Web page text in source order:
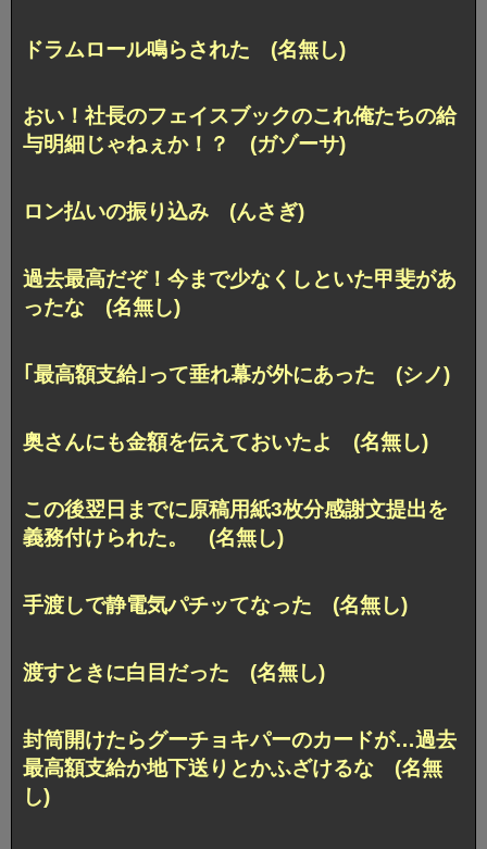
ドラムロール鳴らされた (名無し)
おい！社長のフェイスブックのこれ俺たちの給
与明細じゃねぇか！？ (ガゾーサ)
ロン払いの振り込み (んさぎ)
過去最高だぞ！今まで少なくしといた甲斐があ
ったな (名無し)
｢最高額支給｣って垂れ幕が外にあった (シノ)
奥さんにも金額を伝えておいたよ (名無し)
この後翌日までに原稿用紙3枚分感謝文提出を
義務付けられた。 (名無し)
手渡しで静電気パチッてなった (名無し)
渡すときに白目だった (名無し)
封筒開けたらグーチョキパーのカードが…過去
最高額支給か地下送りとかふざけるな (名無
し)